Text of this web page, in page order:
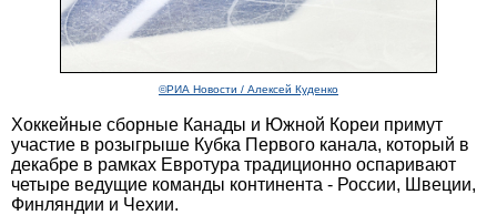
©РИА Новости / Алексей Куденко
Хоккейные сборные Канады и Южной Кореи примут
участие в розыгрыше Кубка Первого канала, который в
декабре в рамках Евротура традиционно оспаривают
четыре ведущие команды континента - России, Швеции,
Финляндии и Чехии.